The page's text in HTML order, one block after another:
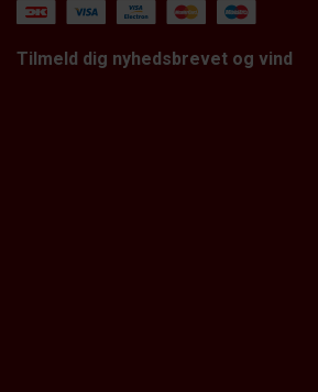
Tilmeld dig nyhedsbrevet og vind